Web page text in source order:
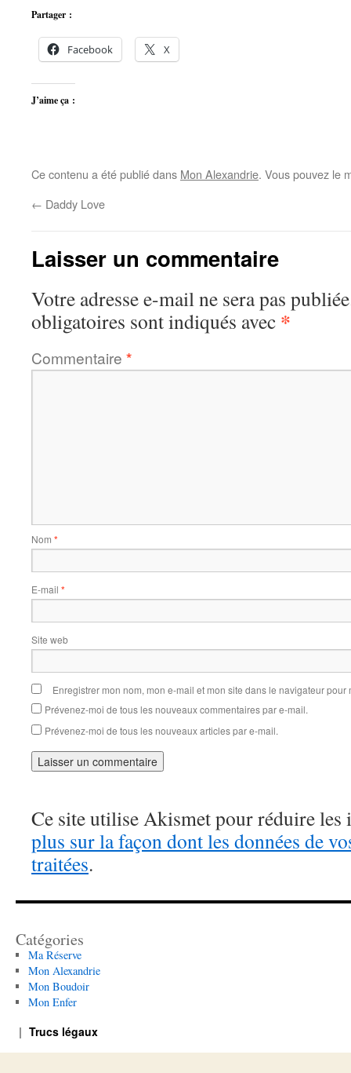
Partager :
Facebook X
J’aime ça :
Ce contenu a été publié dans Mon Alexandrie. Vous pouvez le
← Daddy Love
Laisser un commentaire
Votre adresse e-mail ne sera pas
obligatoires sont indiqués avec *
Commentaire *
Nom *
E-mail *
Site web
Enregistrer mon nom, mon e-mail et mon site dans le navigateur
Prévenez-moi de tous les nouveaux commentaires par e-mail.
Prévenez-moi de tous les nouveaux articles par e-mail.
Ce site utilise Akismet pour réduire les
plus sur la façon dont les données de
traitées.
Catégories
Ma Réserve
Mon Alexandrie
Mon Boudoir
Mon Enfer
Trucs légaux